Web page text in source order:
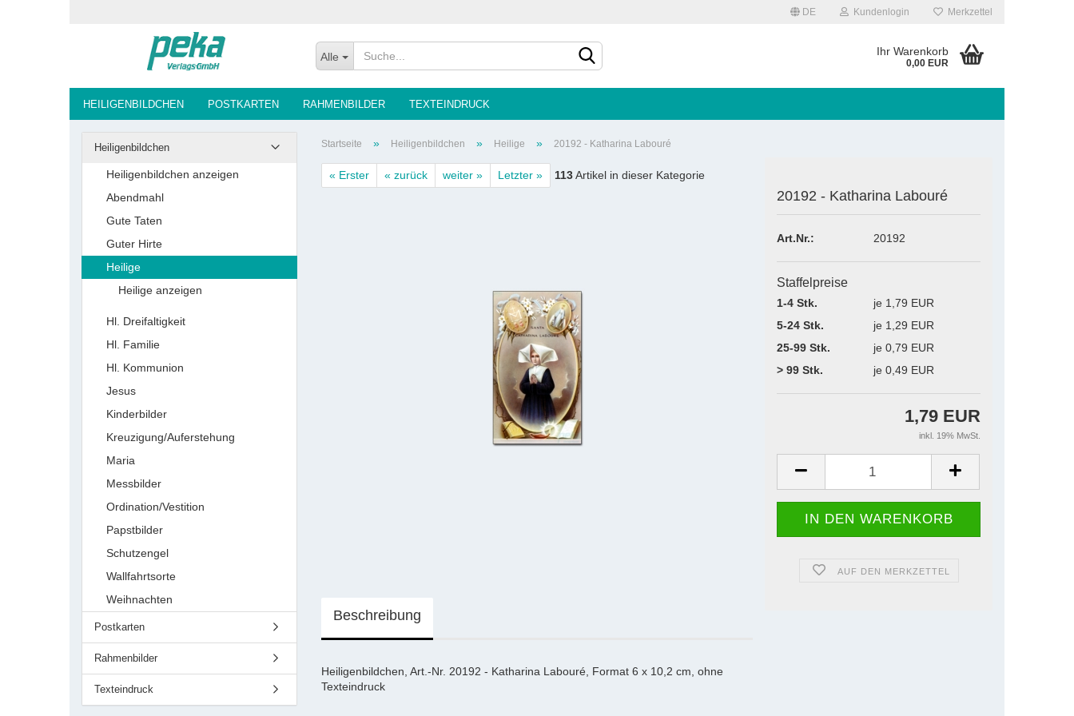
DE Kundenlogin Merkzettel
Alle Ihr Warenkorb
0,00 EUR
HEILIGENBILDCHEN POSTKARTEN RAHMENBILDER TEXTEINDRUCK
Startseite » Heiligenbildchen » Heilige » 20192 - Katharina Labouré
« Erster « zurück weiter » Letzter » 113Artikel in dieser Kategorie
20192 - Katharina Labouré
Art.Nr.: 20192
Staffelpreise
1-4 Stk.
je 1,79 EUR
5-24 Stk.
je 1,29 EUR
25-99 Stk.
je 0,79 EUR
> 99 Stk.
je 0,49 EUR
1,79 EUR
inkl. 19% MwSt.
AUF DEN MERKZETTEL
Beschreibung
Heiligenbildchen, Art.-Nr. 20192 - Katharina Labouré, Format 6 x 10,2 cm, ohne
Texteindruck
Heiligenbildchen
Heiligenbildchen anzeigen
Abendmahl
Gute Taten
Guter Hirte
Heilige
Heilige anzeigen
Hl. Dreifaltigkeit
Hl. Familie
Hl. Kommunion
Jesus
Kinderbilder
Kreuzigung/Auferstehung
Maria
Messbilder
Ordination/Vestition
Papstbilder
Schutzengel
Wallfahrtsorte
Weihnachten
Postkarten
Rahmenbilder
Texteindruck